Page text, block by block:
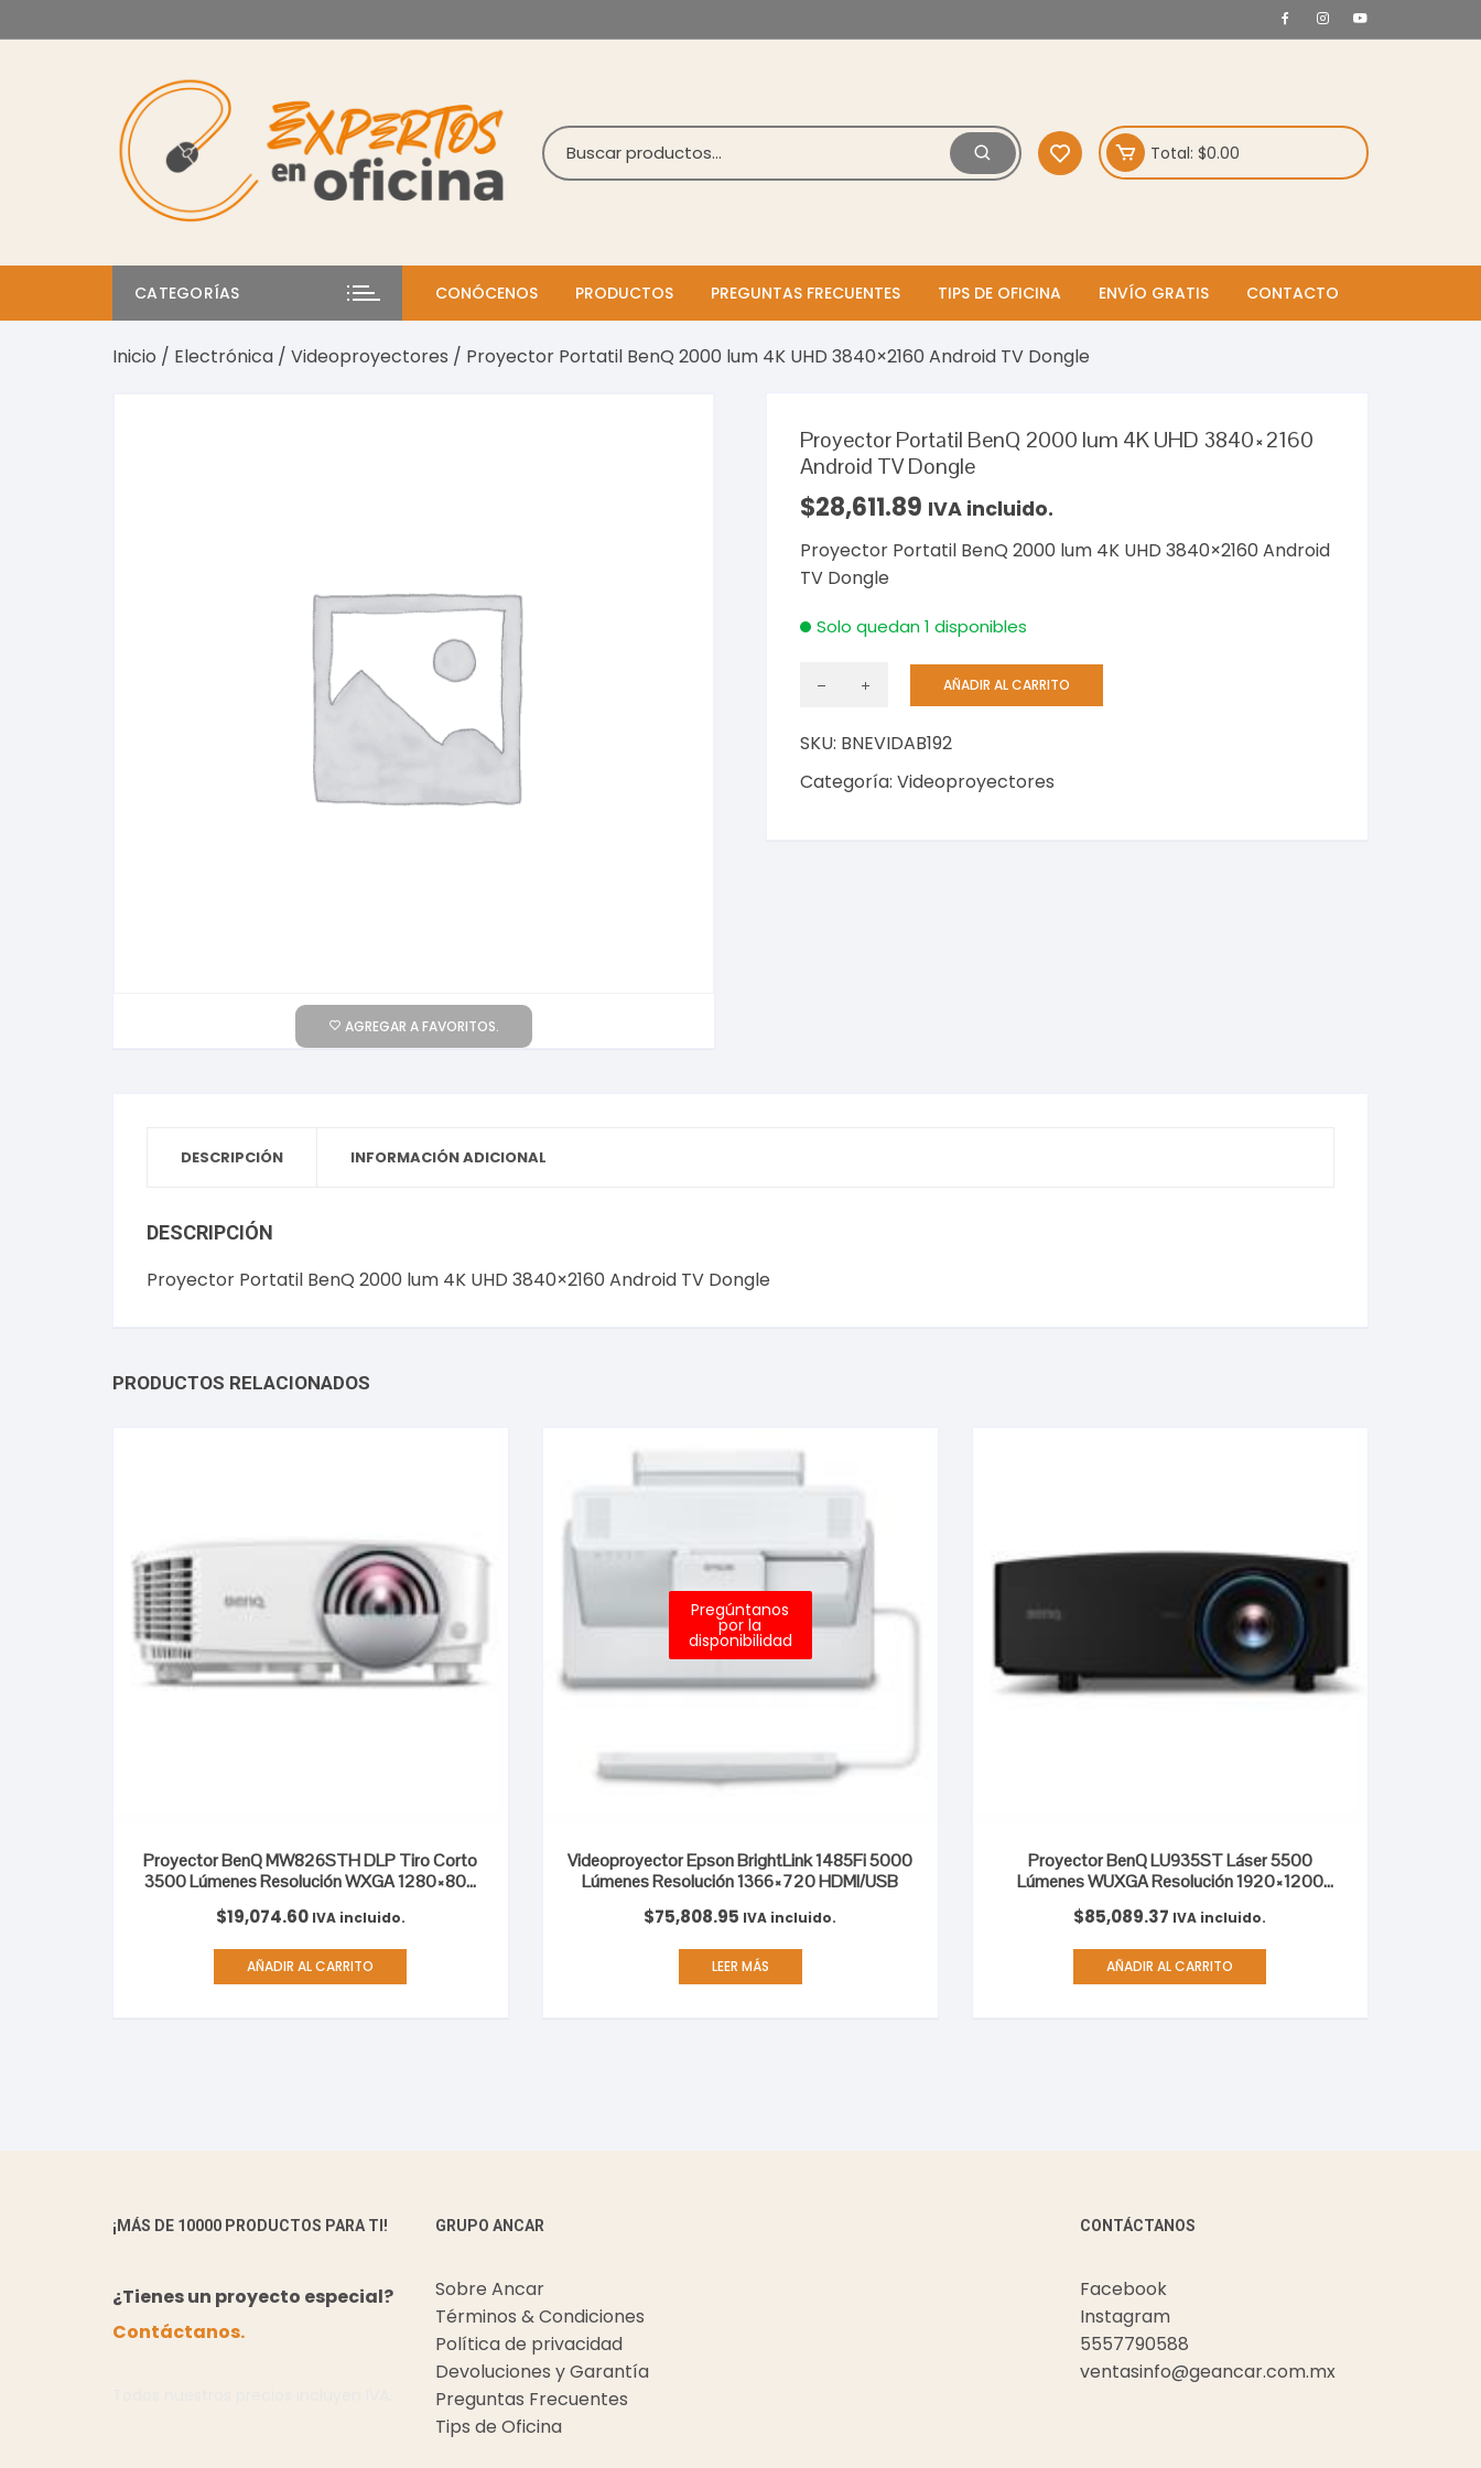
al
Total: $0.00
CATEGORÍAS CONÓCENOS PRODUCTOS PREGUNTAS FRECUENTES TIPS DE OFICINA ENVÍO GRATIS CONTACTO
Inicio / Electrónica / Videoproyectores / Proyector Portatil BenQ 2000 lum 4K UHD 3840×2160 Android TV Dongle
AGREGAR A FAVORITOS.
Proyector Portatil BenQ 2000 lum 4K UHD 3840×2160
Android TV Dongle
$28,611.89 IVA incluido.
Proyector Portatil BenQ 2000 lum 4K UHD 3840×2160 Android
TV Dongle
Solo quedan 1 disponibles
Proyector
BenQ
2000
AÑADIR AL CARRITO
SKU: BNEVIDAB192
Categoría: Videoproyectores
DESCRIPCIÓN INFORMACIÓN ADICIONAL
DESCRIPCIÓN
Proyector Portatil BenQ 2000 lum 4K UHD 3840×2160 Android TV Dongle
PRODUCTOS RELACIONADOS
Proyector BenQ MW826STH DLP Tiro Corto
3500 Lúmenes Resolución WXGA 1280×800
Lámpara Contraste 20000:1
$19,074.60 IVA incluido.
AÑADIR AL CARRITO
Pregúntanos
por la
disponibilidad
Videoproyector Epson BrightLink 1485Fi 5000
Lúmenes Resolución 1366×720 HDMI/USB
$75,808.95 IVA incluido.
LEER MÁS
Proyector BenQ LU935ST Láser 5500
Lúmenes WUXGA Resolución 1920×1200
$85,089.37 IVA incluido.
AÑADIR AL CARRITO
¡MÁS DE 10000 PRODUCTOS PARA TI!
¿Tienes un proyecto especial?
Contáctanos.
GRUPO ANCAR
Sobre Ancar
Términos & Condiciones
Política de privacidad
Devoluciones y Garantía
Preguntas Frecuentes
Tips de Oficina
CONTÁCTANOS
Facebook
Instagram
5557790588
ventasinfo@geancar.com.mx